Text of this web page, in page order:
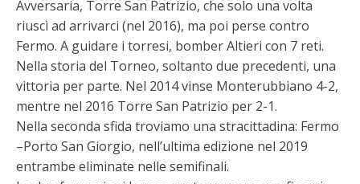
Avversaria, Torre San Patrizio, che solo una volta
riuscì ad arrivarci (nel 2016), ma poi perse contro
Fermo. A guidare i torresi, bomber Altieri con 7 reti.
Nella storia del Torneo, soltanto due precedenti, una
vittoria per parte. Nel 2014 vinse Monterubbiano 4-2,
mentre nel 2016 Torre San Patrizio per 2-1.
Nella seconda sfida troviamo una stracittadina: Fermo
–Porto San Giorgio, nell’ultima edizione nel 2019
entrambe eliminate nelle semifinali.